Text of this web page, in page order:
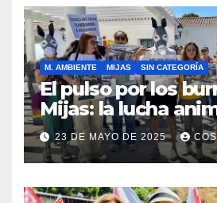
municipio
M. AMBIENTE MIJAS SIN CATEGORÍA
El pulso por los
Mijas: la lucha
desafía el lavado
institucional
23 DE MAYO DE 2025